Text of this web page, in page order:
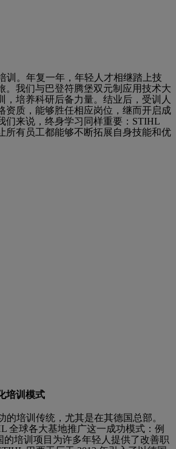
训。年复一年，年轻人才相继踏上技
。我们与巴登符腾堡双元制应用技术大
，培养科研后备力量。结业后，受训人
资质，能够胜任相应岗位，继而开启成
们来说，终身学习同样重要：STIHL
所有员工都能够不断拓展自身技能和优
培训模式
的培训传统，尤其是在其德国总部。
全球各大基地推广这一成功模式：例
的培训项目为许多年轻人提供了改善职